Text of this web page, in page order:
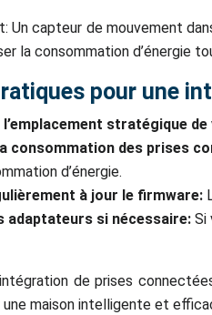
Un capteur de mouvement
la consommation d’énergie
pour une
stratégique
consommation des prises
d’énergie.
à jour le firmware:
adaptateurs si nécessaire: Si
de prises
maison intelligente et